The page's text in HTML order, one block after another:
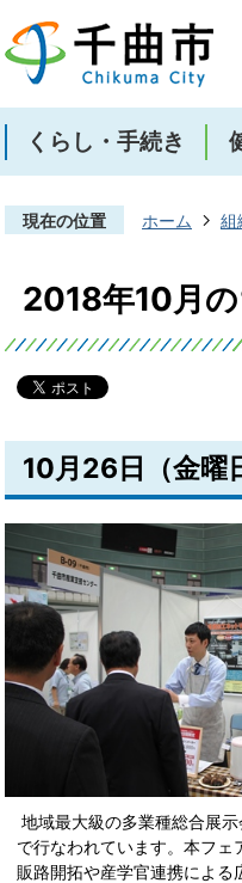
くらし・手続き
現在の位置 ホーム 組
2018年10月
10月26日（金曜
地域最大級の多業種総合展
で行なわれています。本フェ
販路開拓や産学官連携による